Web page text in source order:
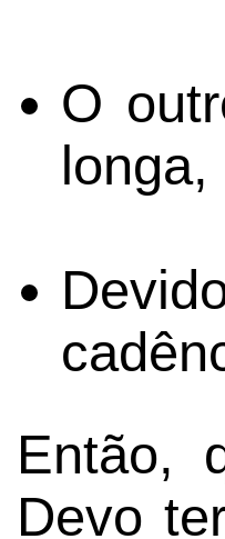
O
Então,
Devo